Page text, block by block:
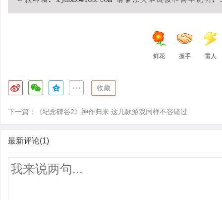
鲜花 握手 雷人
收藏
下一篇： 《纪念碑谷2》神作归来 这几款游戏同样不容错过
最新评论(1)